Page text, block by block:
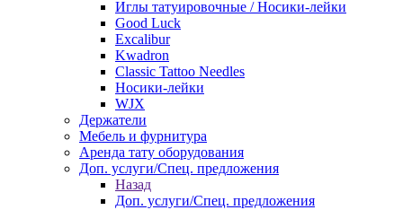
Иглы татуировочные / Носики-лейки
Good Luck
Excalibur
Kwadron
Classic Tattoo Needles
Носики-лейки
WJX
Держатели
Мебель и фурнитура
Аренда тату оборудования
Доп. услуги/Спец. предложения
Назад
Доп. услуги/Спец. предложения